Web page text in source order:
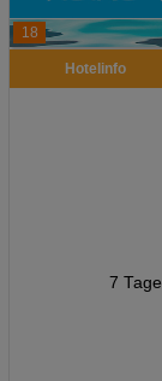
18
Hotelinfo
7 Tage